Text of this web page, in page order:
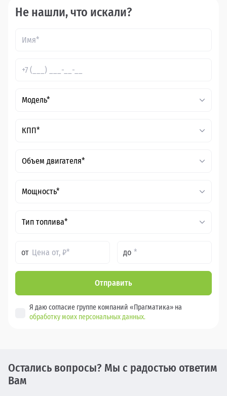
Не нашли, что искали?
Модель*
КПП*
Объем двигателя*
Мощность*
Тип топлива*
от до
Отправить
Я даю согласие группе компаний «Прагматика» на
обработку моих персональных данных.
Остались вопросы? Мы с радостью ответим
Вам